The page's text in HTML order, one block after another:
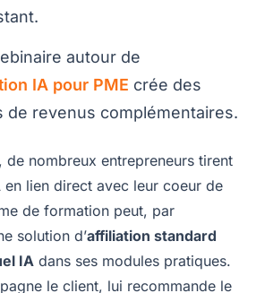
autour de
IA pour PME crée des
de revenus complémentaires.
de nombreux entrepreneurs tirent
en lien direct avec leur coeur de
de formation peut, par
solution d’affiliation standard
IA dans ses modules pratiques.
le client, lui recommande le